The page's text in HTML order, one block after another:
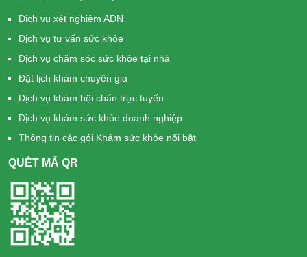
Dịch vụ xét nghiệm ADN
Dịch vụ tư vấn sức khỏe
Dịch vụ chăm sóc sức khỏe tại nhà
Đặt lịch khám chuyên gia
Dịch vụ khám hội chẩn trực tuyến
Dịch vụ khám sức khỏe doanh nghiệp
Thông tin các gói Khám sức khỏe nổi bật
QUÉT MÃ QR